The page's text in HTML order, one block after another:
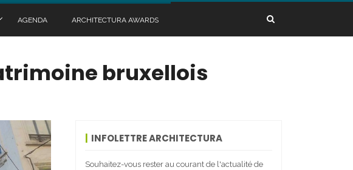
AGENDA ARCHITECTURA AWARDS
bruxellois
INFOLETTRE ARCHITECTURA
Souhaitez-vous rester au courant de l'actualité de